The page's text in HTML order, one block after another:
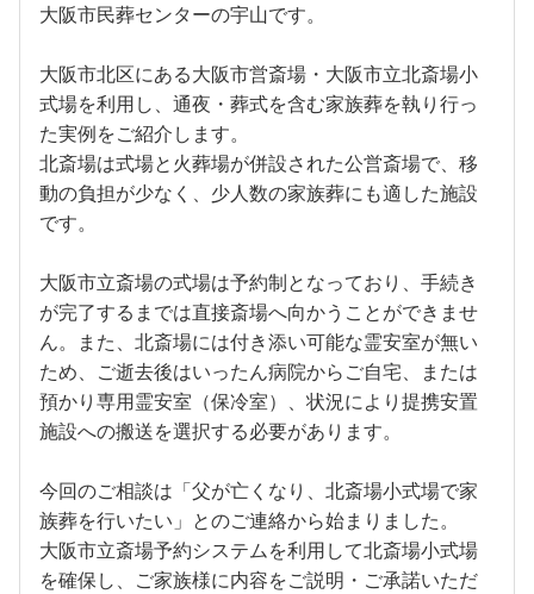
大阪市民葬センターの宇山です。
大阪市北区にある大阪市営斎場・大阪市立北斎場小
式場を利用し、通夜・葬式を含む家族葬を執り行っ
た実例をご紹介します。
北斎場は式場と火葬場が併設された公営斎場で、移
動の負担が少なく、少人数の家族葬にも適した施設
です。
大阪市立斎場の式場は予約制となっており、手続き
が完了するまでは直接斎場へ向かうことができませ
ん。また、北斎場には付き添い可能な霊安室が無い
ため、ご逝去後はいったん病院からご自宅、または
預かり専用霊安室（保冷室）、状況により提携安置
施設への搬送を選択する必要があります。
今回のご相談は「父が亡くなり、北斎場小式場で家
族葬を行いたい」とのご連絡から始まりました。
大阪市立斎場予約システムを利用して北斎場小式場
を確保し、ご家族様に内容をご説明・ご承諾いただ